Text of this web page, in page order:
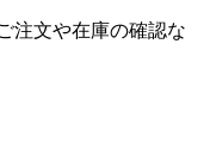
注文や在庫の確認な